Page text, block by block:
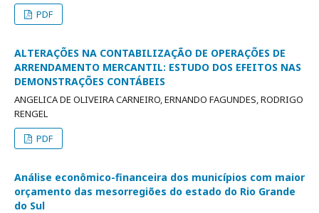
PDF
ALTERAÇÕES NA CONTABILIZAÇÃO DE OPERAÇÕES DE
ARRENDAMENTO MERCANTIL: ESTUDO DOS EFEITOS NAS
DEMONSTRAÇÕES CONTÁBEIS
ANGELICA DE OLIVEIRA CARNEIRO, ERNANDO FAGUNDES, RODRIGO
RENGEL
PDF
Análise econômico-financeira dos municípios com maior
orçamento das mesorregiões do estado do Rio Grande
do Sul